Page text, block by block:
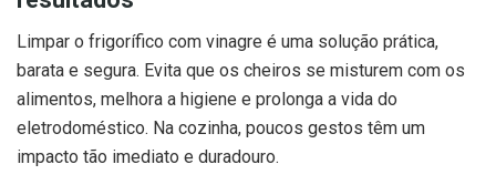
Limpar o frigorífico com vinagre é uma solução prática,
barata e segura. Evita que os cheiros se misturem com os
alimentos, melhora a higiene e prolonga a vida do
eletrodoméstico. Na cozinha, poucos gestos têm um
impacto tão imediato e duradouro.